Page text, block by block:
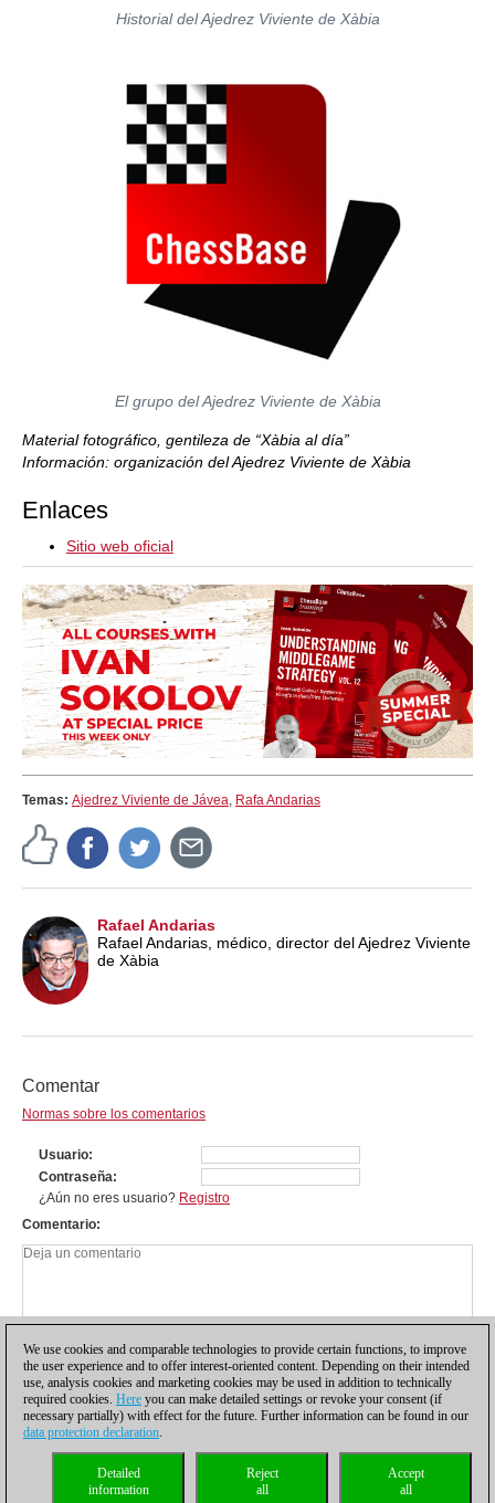
Historial del Ajedrez Viviente de Xàbia
El grupo del Ajedrez Viviente de Xàbia
Material fotográfico, gentileza de “Xàbia al día”
Información: organización del Ajedrez Viviente de Xàbia
Enlaces
Sitio web oficial
Temas: Ajedrez Viviente de Jávea Rafa Andarias
Rafael Andarias
Rafael Andarias, médico, director del Ajedrez Viviente
de Xàbia
Comentar
Normas sobre los comentarios
Usuario
Contraseña
¿Aún no eres usuario? Registro
Comentario
Política de privacidad |Para contactar Cookies Management
Licencias
Compliance Hotline
We use cookies and comparable technologies to provide certain functions, to improve
the user experience and to offer interest-oriented content. Depending on their intended
use, analysis cookies and marketing cookies may be used in addition to technically
required cookies. Here you can make detailed settings or revoke your consent (if
necessary partially) with effect for the future. Further information can be found in our
data protection declaration.
Accept
all
Reject
all
Detailed
information